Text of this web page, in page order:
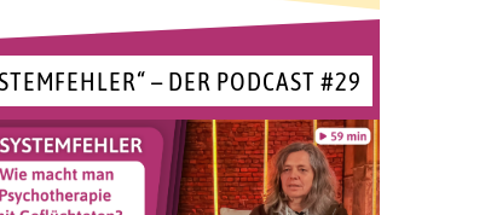
– DER PODCAST #29